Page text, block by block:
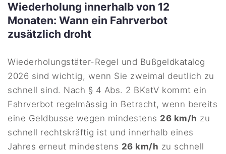
Wiederholung innerhalb von 12
Monaten: Wann ein Fahrverbot
zusätzlich droht
Wiederholungstäter-Regel und Bußgeldkatalog
2026 sind wichtig, wenn Sie zweimal deutlich zu
schnell sind. Nach § 4 Abs. 2 BKatV kommt ein
Fahrverbot regelmässig in Betracht, wenn bereits
eine Geldbusse wegen mindestens 26 km/h zu
schnell rechtskräftig ist und innerhalb eines
Jahres erneut mindestens 26 km/h zu schnell